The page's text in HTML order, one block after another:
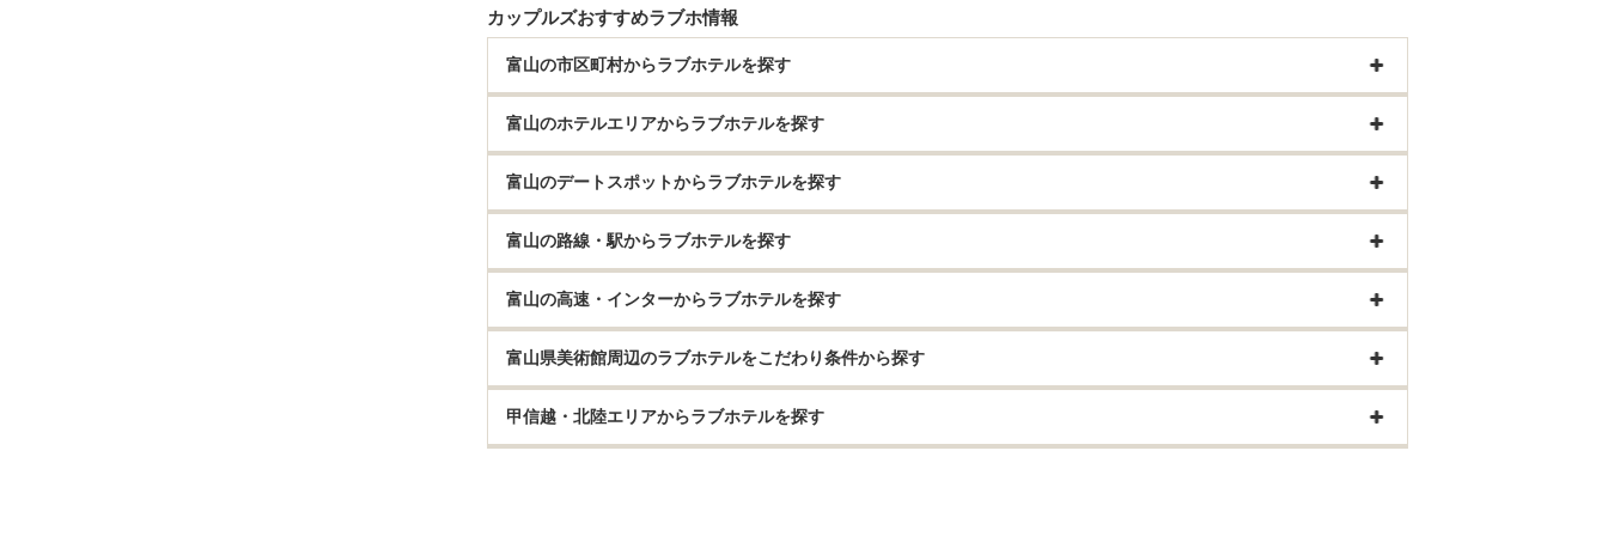
カップルズおすすめラブホ情報
富山の市区町村からラブホテルを探す
富山のホテルエリアからラブホテルを探す
富山のデートスポットからラブホテルを探す
富山の路線・駅からラブホテルを探す
富山の高速・インターからラブホテルを探す
富山県美術館周辺のラブホテルをこだわり条件から探す
甲信越・北陸エリアからラブホテルを探す